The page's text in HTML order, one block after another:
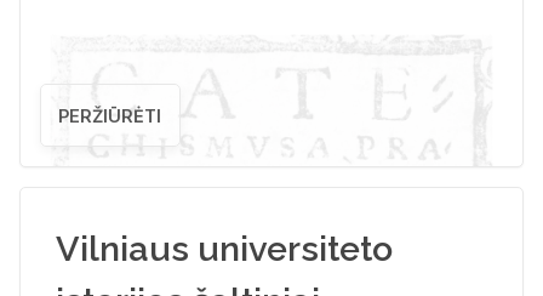
PERŽIŪRĖTI
Vilniaus universiteto